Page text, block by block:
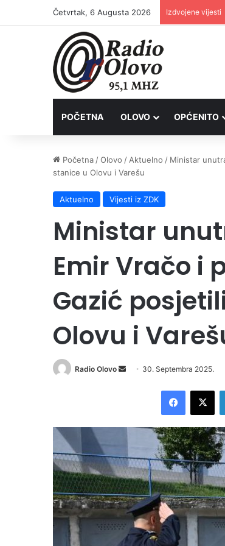
Četvrtak, 6 Augusta 2026 Izdvojene vijesti
POČETNA OLOVO OPĆENITO
Početna /Olovo / Aktuelno / Ministar
stanice u Olovu i Varešu
Aktuelno Vijesti iz ZDK
Ministar
Emir Vračo i
Gazić
Olovu i
Radio Olovo
a
e
m
a
i
l
30. Septembra 2025.